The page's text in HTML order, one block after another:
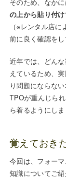
そのため、なか
の上から貼り付
（※レンタル店
前に良く確認をし
近年では、どん
えているため、
り問題にならな
TPOが重んじら
ら着るようにしま
覚えておき
今回は、フォー
知識についてご紹